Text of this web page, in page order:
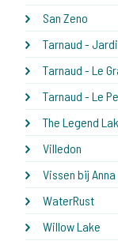
San Zeno
Tarnaud -
Tarnaud - Le
Tarnaud - Le
The Legend
Villedon
Vissen bij Anna
WaterRust
Willow Lake